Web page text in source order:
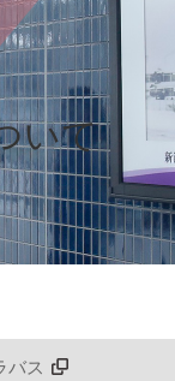
いて
バス